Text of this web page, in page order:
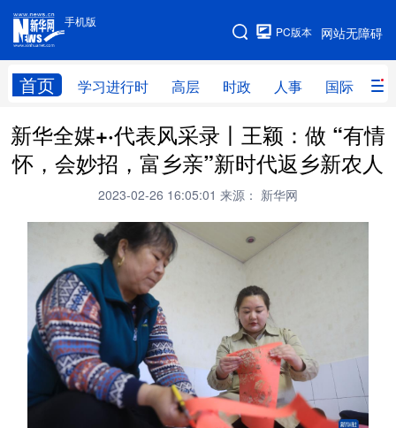
手机版
网站无障碍
PC版本
首页 学习进行时 高层 时政 人事 国际 财
手机版
网站地图
学习进行时 高层 时政 人事
国际 财经 网评 港澳
全球连线
科创 量子
文化 书画 健康
访谈 视频 图片
法律 中央文件 金融
食品 人居 信息化 数字经济
新华全媒+·代表风采录丨王颖：做 “有情
怀，会妙招，富乡亲”新时代返乡新农人
2023-02-26 16:05:01 来源： 新华网